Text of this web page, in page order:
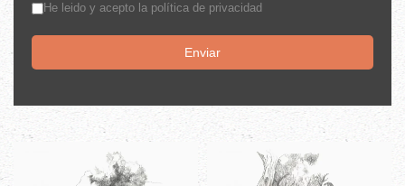
Aceptación*
He leido y acepto la política de privacidad
Enviar
reCAPTCHA*